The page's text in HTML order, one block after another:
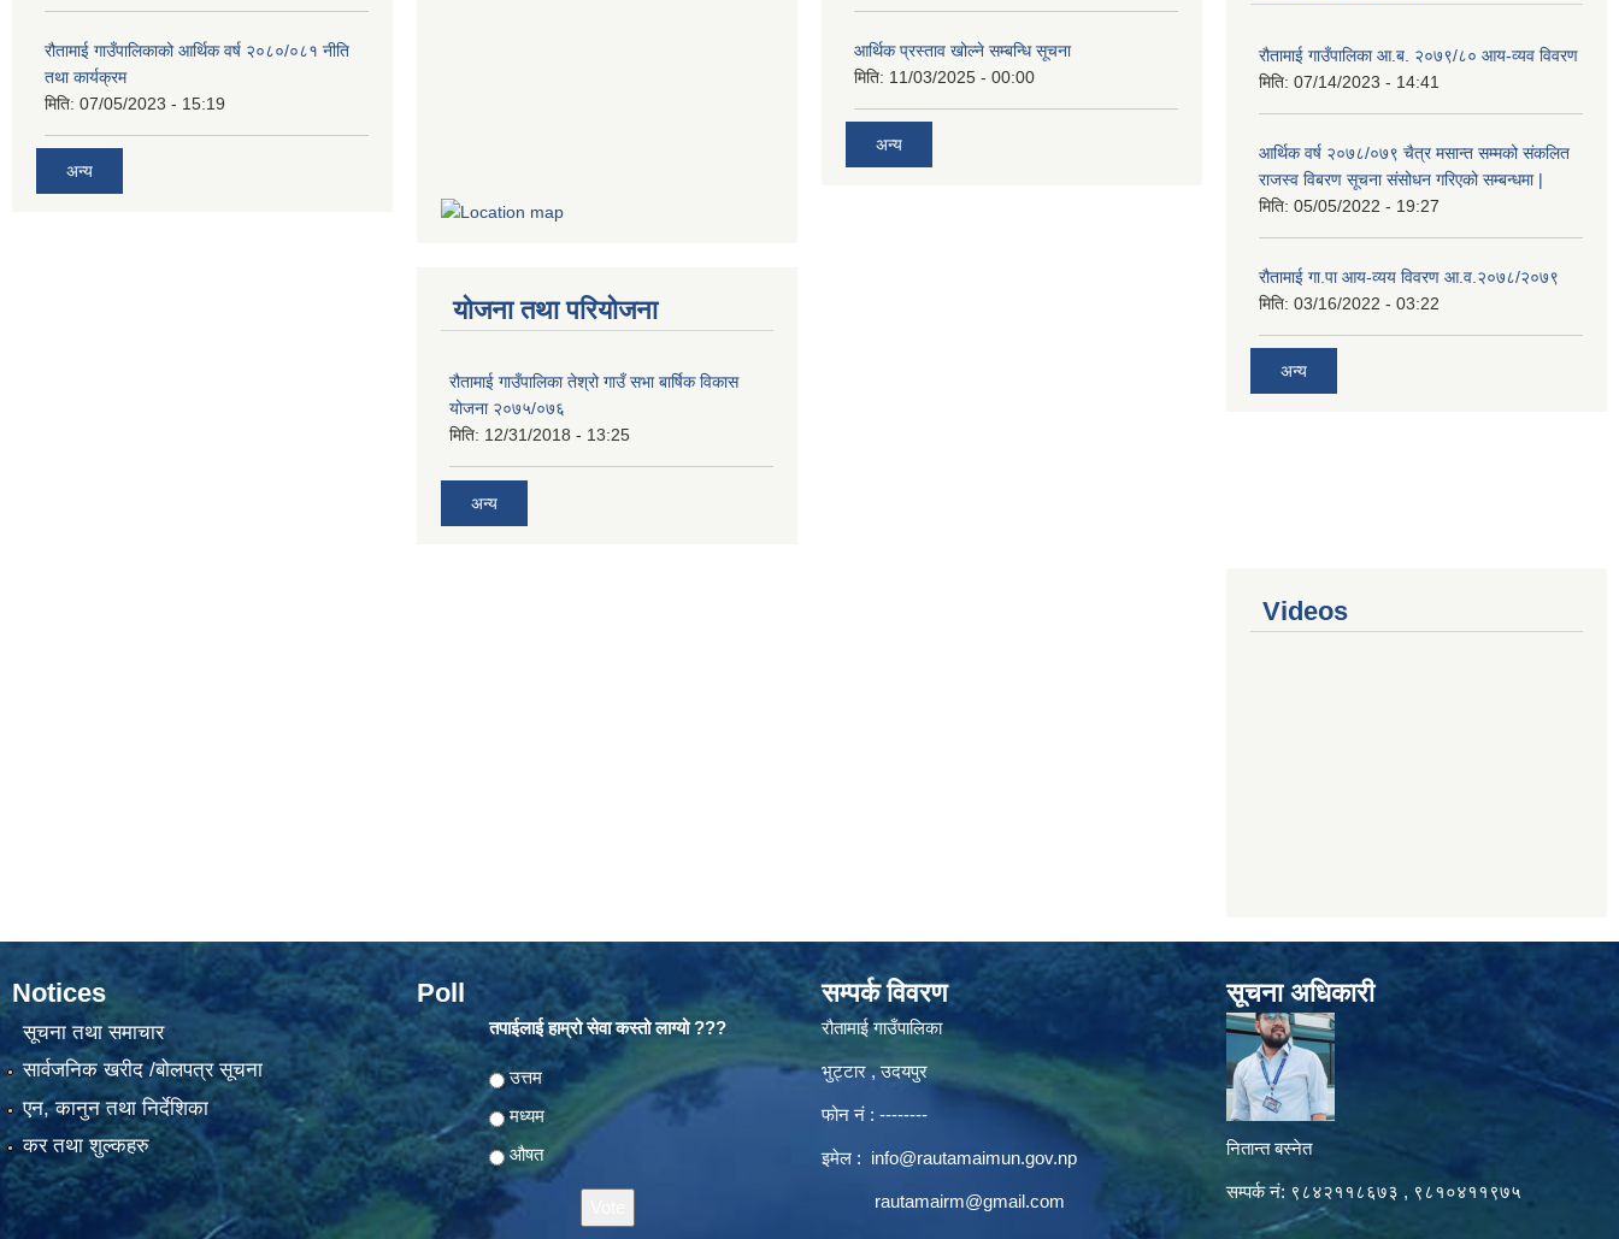
रौतामाई गाउँपालिकाको आर्थिक वर्ष २०८०/०८१ नीति
तथा कार्यक्रम
मिति: 07/05/2023 - 15:19
अन्य
योजना तथा परियोजना
रौतामाई गाउँपालिका तेश्रो गाउँ सभा बार्षिक विकास
योजना २०७५/०७६
मिति: 12/31/2018 - 13:25
अन्य
आर्थिक प्रस्ताव खोल्ने सम्बन्धि सूचना
मिति: 11/03/2025 - 00:00
अन्य
रौतामाई गाउँपालिका आ.ब. २०७९/८० आय-व्यव विवरण
मिति: 07/14/2023 - 14:41
आर्थिक वर्ष २०७८/०७९ चैत्र मसान्त सम्मको संकलित
राजस्व विबरण सूचना संसोधन गरिएको सम्बन्धमा |
मिति: 05/05/2022 - 19:27
रौतामाई गा.पा आय-व्यय विवरण आ.व.२०७८/२०७९
मिति: 03/16/2022 - 03:22
अन्य
Videos
Notices
सूचना तथा समाचार
सार्वजनिक खरीद /बोलपत्र सूचना
एन, कानुन तथा निर्देशिका
कर तथा शुल्कहरु
Poll
तपाईलाई हाम्रो सेवा कस्तो लाग्यो ???
Choices
उत्तम
मध्यम
औषत
सम्पर्क विवरण
रौतामाई गाउँपालिका
भुट्टार , उदयपुर
फोन नं : --------
इमेल : info@rautamaimun.gov.np
rautamairm@gmail.com
सूचना अधिकारी
नितान्त बस्नेत
सम्पर्क नं: ९८४२११८६७३ , ९८१०४११९७५